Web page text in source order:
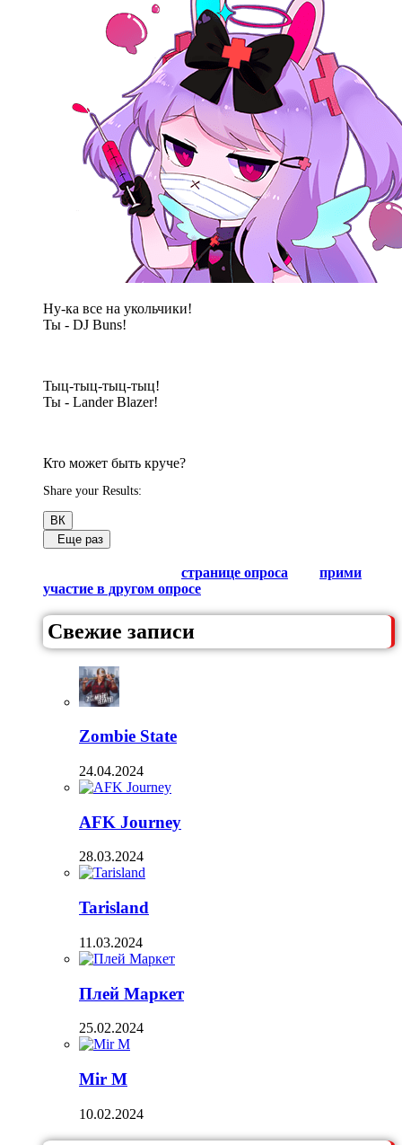
Ну-ка все на укольчики!
Ты - DJ Buns!
Тыц-тыц-тыц-тыц!
Ты - Lander Blazer!
Кто может быть круче?
Share your Results:
ВК
Еще раз
странице опроса
прими
участие в другом опросе
Свежие записи
Zombie State
24.04.2024
AFK Journey
28.03.2024
Tarisland
11.03.2024
Плей Маркет
25.02.2024
Mir M
10.02.2024